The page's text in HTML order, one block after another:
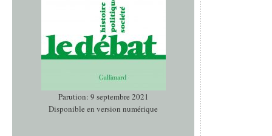
Parution: 9 septembre 2021
Disponible en version numérique